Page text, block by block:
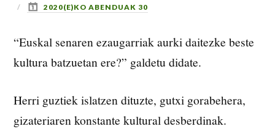
2020(E)KO ABENDUAK 30
“Euskal senaren ezaugarriak aurki daitezke beste
kultura batzuetan ere?” galdetu didate.
Herri guztiek islatzen dituzte, gutxi gorabehera,
gizateriaren konstante kultural desberdinak.